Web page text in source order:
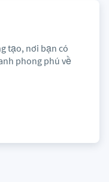
tạo, nơi bạn có
phong phú về